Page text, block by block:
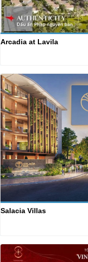
Arcadia at Lavila
Salacia Villas